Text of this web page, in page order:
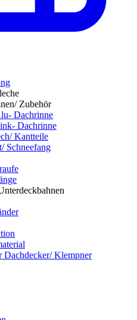
Zubehör
Dachrinne
Dachrinne
Kantteile
Schneefang
Dachdecker/ Klempner